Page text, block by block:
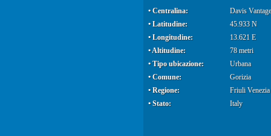
• Centralina:
Davis
• Latitudine:
45.933 N
• Longitudine:
13.621 E
• Altitudine:
78 metri
• Tipo ubicazione:
Urbana
• Comune:
Gorizia
• Regione:
Friuli
• Stato:
Italy